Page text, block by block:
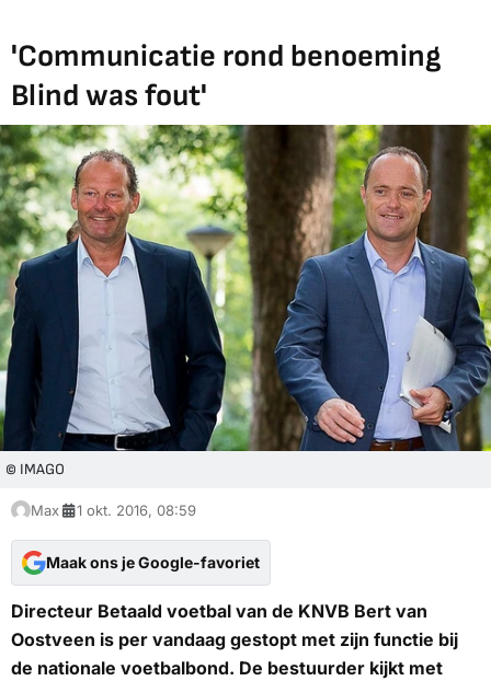
'Communicatie rond benoeming
Blind was fout'
© IMAGO
Max 1 okt. 2016, 08:59
Maak ons je Google-favoriet
Directeur Betaald voetbal van de KNVB Bert van
Oostveen is per vandaag gestopt met zijn functie bij
de nationale voetbalbond. De bestuurder kijkt met